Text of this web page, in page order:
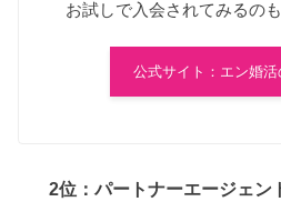
お試しで入会されてみるの
公式サイト：エン婚
2位：パートナーエージェン